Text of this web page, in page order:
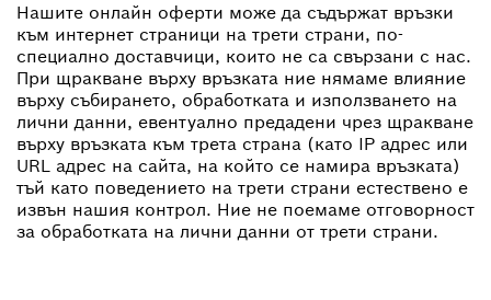
Нашите онлайн оферти може да съдържат връзки
към интернет страници на трети страни, по-
специално доставчици, които не са свързани с нас.
При щракване върху връзката ние нямаме влияние
върху събирането, обработката и използването на
лични данни, евентуално предадени чрез щракване
върху връзката към трета страна (като IP адрес или
URL адрес на сайта, на който се намира връзката)
тъй като поведението на трети страни естествено е
извън нашия контрол. Ние не поемаме отговорност
за обработката на лични данни от трети страни.